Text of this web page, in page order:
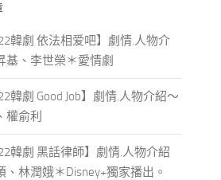
韓劇 依法相爱吧】劇情.人物介
基、李世榮＊愛情劇
韓劇 Good Job】劇情.人物介紹～
權俞利
韓劇 黑話律師】劇情.人物介紹
、林潤娥＊Disney+獨家播出。